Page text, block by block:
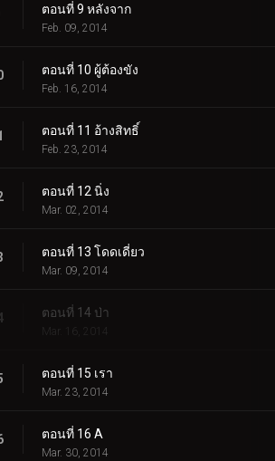
ตอนที่ 9 หลังจาก
Feb. 09, 2014
ตอนที่ 10 ผู้ต้องขัง
Feb. 16, 2014
ตอนที่ 11 อ้างสิทธิ์
Feb. 23, 2014
ตอนที่ 12 นิ่ง
Mar. 02, 2014
ตอนที่ 13 โดดเดี่ยว
Mar. 09, 2014
ตอนที่ 14 ป่า
Mar. 16, 2014
ตอนที่ 15 เรา
Mar. 23, 2014
ตอนที่ 16 A
Mar. 30, 2014